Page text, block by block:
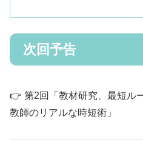
次回予告
👉 第2回「教材研究、最短ル
教師のリアルな時短術」